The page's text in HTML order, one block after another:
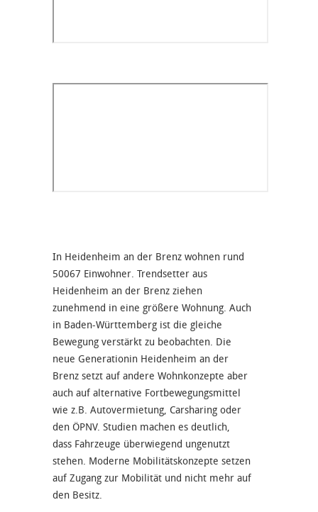
In Heidenheim an der Brenz wohnen rund
50067 Einwohner. Trendsetter aus
Heidenheim an der Brenz ziehen
zunehmend in eine größere Wohnung. Auch
in Baden-Württemberg ist die gleiche
Bewegung verstärkt zu beobachten. Die
neue Generationin Heidenheim an der
Brenz setzt auf andere Wohnkonzepte aber
auch auf alternative Fortbewegungsmittel
wie z.B. Autovermietung, Carsharing oder
den ÖPNV. Studien machen es deutlich,
dass Fahrzeuge überwiegend ungenutzt
stehen. Moderne Mobilitätskonzepte setzen
auf Zugang zur Mobilität und nicht mehr auf
den Besitz.